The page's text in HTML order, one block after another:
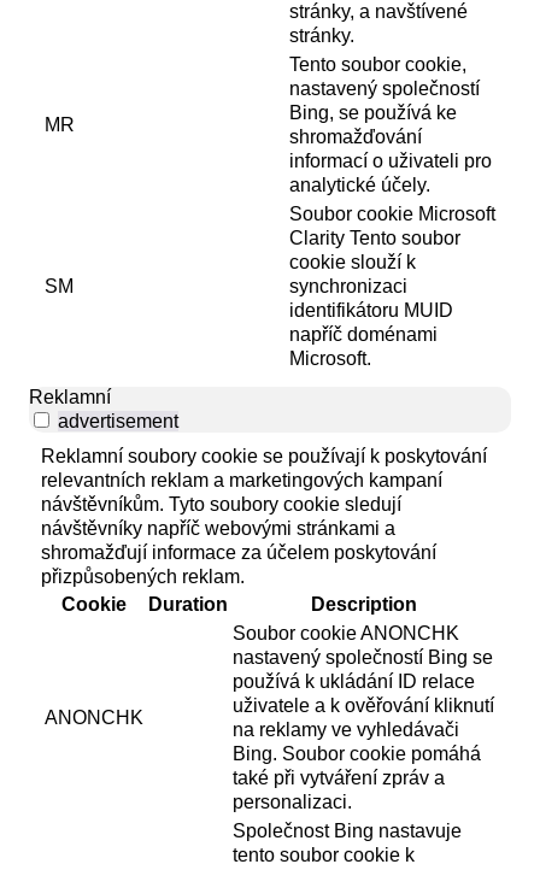
stránky, a navštívené
stránky.
MR
Tento soubor cookie,
nastavený společností
Bing, se používá ke
shromažďování
informací o uživateli pro
analytické účely.
SM
Soubor cookie Microsoft
Clarity Tento soubor
cookie slouží k
synchronizaci
identifikátoru MUID
napříč doménami
Microsoft.
Reklamní
advertisement
Reklamní soubory cookie se používají k poskytování
relevantních reklam a marketingových kampaní
návštěvníkům. Tyto soubory cookie sledují
návštěvníky napříč webovými stránkami a
shromažďují informace za účelem poskytování
přizpůsobených reklam.
Cookie
Duration Description
ANONCHK
Soubor cookie ANONCHK
nastavený společností Bing se
používá k ukládání ID relace
uživatele a k ověřování kliknutí
na reklamy ve vyhledávači
Bing. Soubor cookie pomáhá
také při vytváření zpráv a
personalizaci.
Společnost Bing nastavuje
tento soubor cookie k